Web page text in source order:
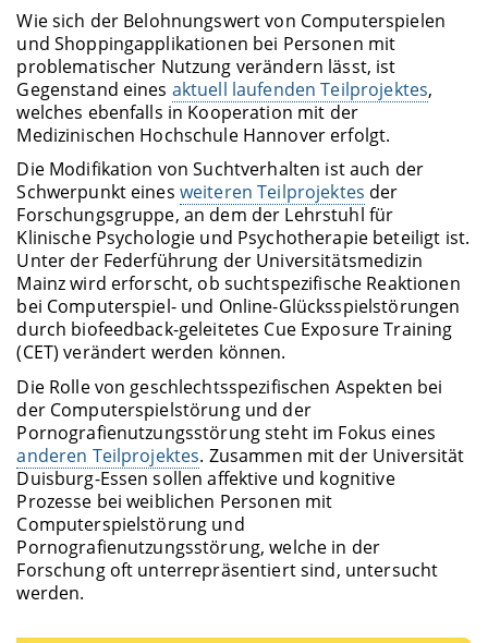
Wie sich der Belohnungswert von Computerspielen
und Shoppingapplikationen bei Personen mit
problematischer Nutzung verändern lässt, ist
Gegenstand eines aktuell laufenden Teilprojektes,
welches ebenfalls in Kooperation mit der
Medizinischen Hochschule Hannover erfolgt.
Die Modifikation von Suchtverhalten ist auch der
Schwerpunkt eines weiteren Teilprojektes der
Forschungsgruppe, an dem der Lehrstuhl für
Klinische Psychologie und Psychotherapie beteiligt ist.
Unter der Federführung der Universitätsmedizin
Mainz wird erforscht, ob suchtspezifische Reaktionen
bei Computerspiel- und Online-Glücksspielstörungen
durch biofeedback-geleitetes Cue Exposure Training
(CET) verändert werden können.
Die Rolle von geschlechtsspezifischen Aspekten bei
der Computerspielstörung und der
Pornografienutzungsstörung steht im Fokus eines
anderen Teilprojektes. Zusammen mit der Universität
Duisburg-Essen sollen affektive und kognitive
Prozesse bei weiblichen Personen mit
Computerspielstörung und
Pornografienutzungsstörung, welche in der
Forschung oft unterrepräsentiert sind, untersucht
werden.